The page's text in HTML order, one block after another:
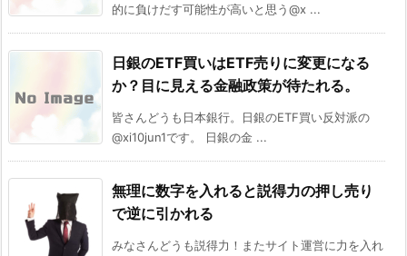
的に負けだす可能性が高いと思う@x ...
日銀のETF買いはETF売りに変更になる
か？目に見える金融政策が待たれる。
皆さんどうも日本銀行。日銀のETF買い反対派の
@xi10jun1です。 日銀の金 ...
無理に数字を入れると説得力の押し売り
で逆に引かれる
みなさんどうも説得力！またサイト運営に力を入れ